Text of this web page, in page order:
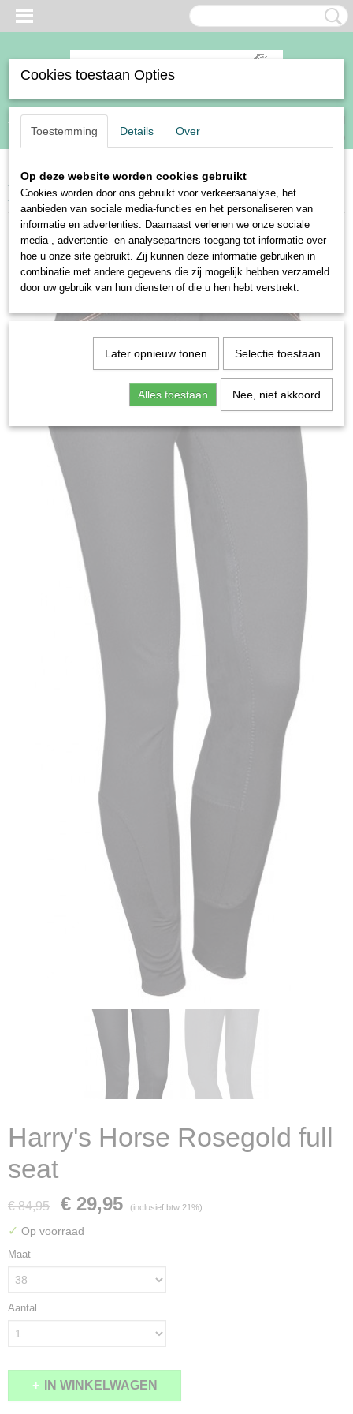
Inloggen Registreren
(0)
Home>Ruiter>Kleding>Rijbroeken>Dames>Harry's Horse
Rosegold full seat
Harry's Horse Rosegold full
seat
€ 84,95 € 29,95 (inclusief btw 21%)
✓ Op voorraad
Maat
Aantal
IN WINKELWAGEN
Cookies toestaan Opties
Toestemming Details Over
Op deze website worden cookies gebruikt
Cookies worden door ons gebruikt voor verkeersanalyse, het
aanbieden van sociale media-functies en het personaliseren van
informatie en advertenties. Daarnaast verlenen we onze sociale
media-, advertentie- en analysepartners toegang tot informatie over
hoe u onze site gebruikt. Zij kunnen deze informatie gebruiken in
combinatie met andere gegevens die zij mogelijk hebben verzameld
door uw gebruik van hun diensten of die u hen hebt verstrekt.
Later opnieuw tonen Selectie toestaan
Alles toestaan Nee, niet akkoord